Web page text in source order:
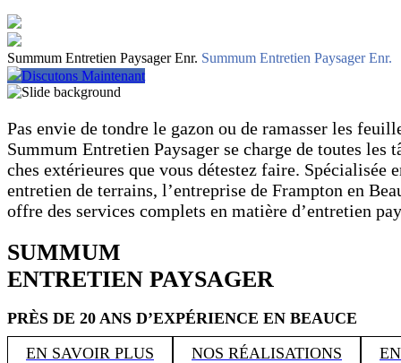
Summum Entretien Paysager Enr. Summum Entretien Paysager Enr.
Discutons Maintenant
Pas envie de tondre le gazon ou de ramasser les
Summum Entretien Paysager se charge de toutes les
ches extérieures que vous détestez faire. Spécialisée
entretien de terrains, l’entreprise de Frampton en
offre des services complets en matière d’entretien
SUMMUM
ENTRETIEN PAYSAGER
PRÈS DE 20 ANS D’EXPÉRIENCE EN BEAUCE
EN SAVOIR PLUS
NOS RÉALISATIONS